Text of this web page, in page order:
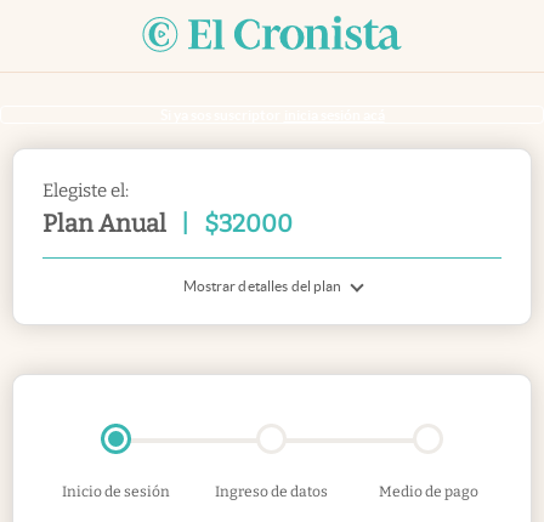
Elegiste el:
Plan Anual $32000
Mostrar detalles del plan
Inicio de sesión Ingreso de datos Medio de pago